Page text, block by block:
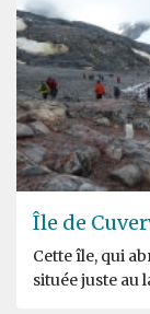
Île de
Cette île, qui
située juste